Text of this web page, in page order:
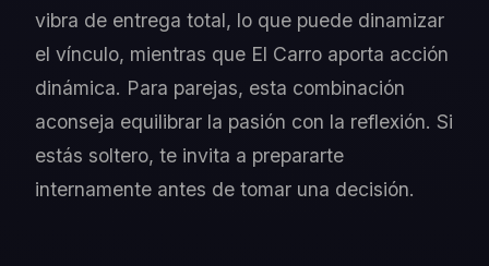
vibra de entrega total, lo que puede dinamizar
el vínculo, mientras que El Carro aporta acción
dinámica. Para parejas, esta combinación
aconseja equilibrar la pasión con la reflexión. Si
estás soltero, te invita a prepararte
internamente antes de tomar una decisión.